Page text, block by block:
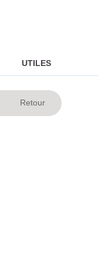
UTILES